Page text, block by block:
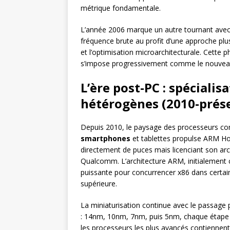
métrique fondamentale.
L’année 2006 marque un autre tournant
fréquence brute au profit d’une approche
et l’optimisation microarchitecturale. Cette
s’impose progressivement comme le
L’ère post-PC :
hétérogènes (2010-
Depuis 2010, le paysage des processeurs
smartphones et tablettes propulse ARM
directement de puces mais licenciant son
Qualcomm. L’architecture ARM,
puissante pour concurrencer x86 dans
supérieure.
La miniaturisation continue avec le
: 14nm, 10nm, 7nm, puis 5nm, chaque
les processeurs les plus avancés